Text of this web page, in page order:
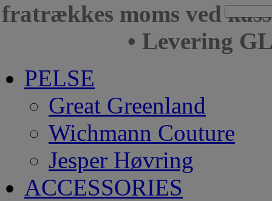
fratrækkes moms ved
• Levering
PELSE
Great Greenland
Wichmann Couture
Jesper Høvring
ACCESSORIES